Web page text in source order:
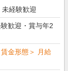
未経験歓迎
歓迎・賞与年2
金形態＞ 月給